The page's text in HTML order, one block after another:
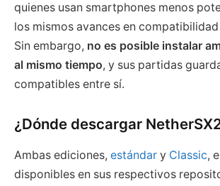
quienes usan smartphones menos
los mismos avances en
Sin embargo, no es posible instalar
al mismo tiempo, y sus partidas
compatibles entre sí.
¿Dónde descargar
Ambas ediciones, estándar y Classic,
disponibles en sus respectivos